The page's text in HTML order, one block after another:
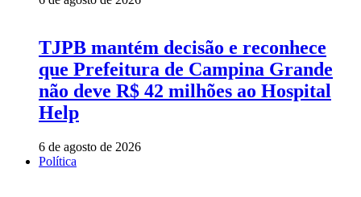
TJPB mantém decisão e reconhece
que Prefeitura de Campina Grande
não deve R$ 42 milhões ao Hospital
Help
6 de agosto de 2026
Política